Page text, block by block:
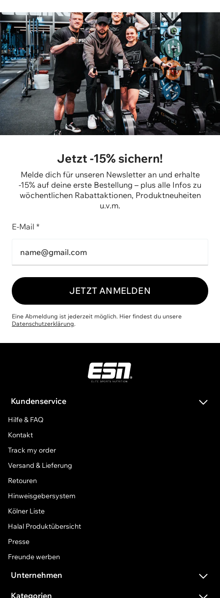
Jetzt -15% sichern!
Melde dich für unseren Newsletter an und erhalte
-15% auf deine erste Bestellung – plus alle Infos zu
wöchentlichen Rabattaktionen, Produktneuheiten
u.v.m.
E-Mail *
JETZT ANMELDEN
Eine Abmeldung ist jederzeit möglich. Hier findest du unsere
Datenschutzerklärung.
ESN
Kundenservice
Hilfe & FAQ
Kontakt
Track my order
Versand & Lieferung
Retouren
Hinweisgebersystem
Kölner Liste
Halal Produktübersicht
Presse
Freunde werben
Unternehmen
Über uns
Kategorien